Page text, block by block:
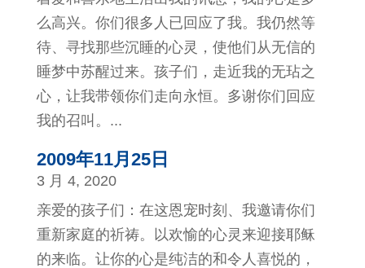
么高兴。你们很多人已回应了我。我仍然等
待、寻找那些沉睡的心灵，使他们从无信的
睡梦中苏醒过来。孩子们，走近我的无玷之
心，让我带领你们走向永恒。多谢你们回应
我的召叫。...
2009年11月25日
3 月 4, 2020
亲爱的孩子们：在这恩宠时刻、我邀请你们
重新家庭的祈祷。以欢愉的心灵来迎接耶稣
的来临。让你的心是纯洁的和令人喜悦的，